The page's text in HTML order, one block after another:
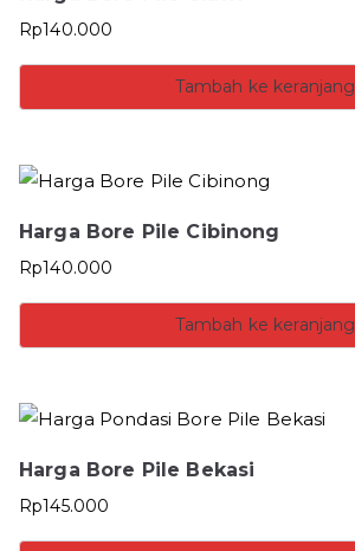
Rp140.000
Tambah ke keranjang
Harga Bore Pile Cibinong
Rp140.000
Tambah ke keranjang
Harga Bore Pile Bekasi
Rp145.000